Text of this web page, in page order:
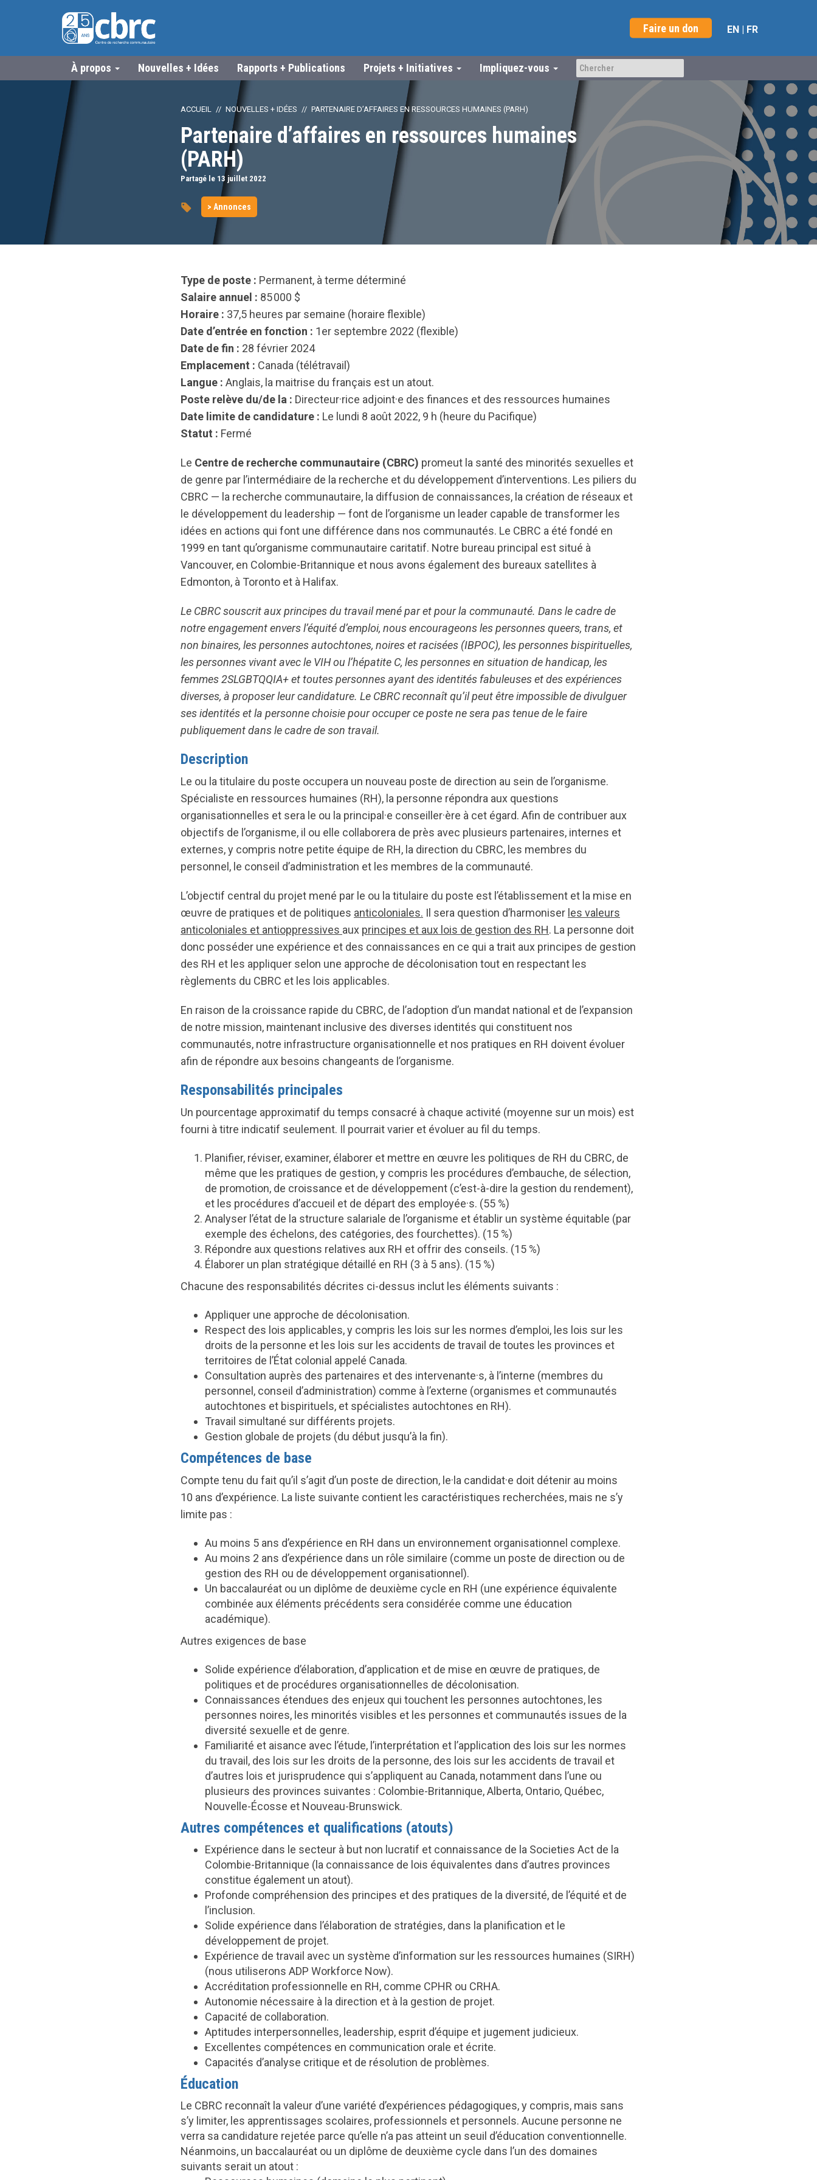
Faire un don EN | FR
À propos Nouvelles + Idées Rapports + Publications Projets + Initiatives Impliquez-vous
ACCUEIL NOUVELLES + IDÉES PARTENAIRE D’AFFAIRES EN RESSOURCES HUMAINES (PARH)
Partenaire d’affaires en ressources humaines
(PARH)
Partagé le 13 juillet 2022
> Annonces
Type de poste : Permanent, à terme déterminé
Salaire annuel : 85 000 $
Horaire : 37,5 heures par semaine (horaire flexible)
Date d’entrée en fonction : 1er septembre 2022 (flexible)
Date de fin : 28 février 2024
Emplacement : Canada (télétravail)
Langue : Anglais, la maitrise du français est un atout.
Poste relève du/de la : Directeur·rice adjoint·e des finances et des ressources humaines
Date limite de candidature : Le lundi 8 août 2022, 9 h (heure du Pacifique)
Statut : Fermé
Le Centre de recherche communautaire (CBRC) promeut la santé des minorités sexuelles et
de genre par l’intermédiaire de la recherche et du développement d’interventions. Les piliers du
CBRC — la recherche communautaire, la diffusion de connaissances, la création de réseaux et
le développement du leadership — font de l’organisme un leader capable de transformer les
idées en actions qui font une différence dans nos communautés. Le CBRC a été fondé en
1999 en tant qu’organisme communautaire caritatif. Notre bureau principal est situé à
Vancouver, en Colombie-Britannique et nous avons également des bureaux satellites à
Edmonton, à Toronto et à Halifax.
Le CBRC souscrit aux principes du travail mené par et pour la communauté. Dans le cadre de
notre engagement envers l’équité d’emploi, nous encourageons les personnes queers, trans, et
non binaires, les personnes autochtones, noires et racisées (IBPOC), les personnes bispirituelles,
les personnes vivant avec le VIH ou l’hépatite C, les personnes en situation de handicap, les
femmes 2SLGBTQQIA+ et toutes personnes ayant des identités fabuleuses et des expériences
diverses, à proposer leur candidature. Le CBRC reconnaît qu’il peut être impossible de divulguer
ses identités et la personne choisie pour occuper ce poste ne sera pas tenue de le faire
publiquement dans le cadre de son travail.
Description
Le ou la titulaire du poste occupera un nouveau poste de direction au sein de l’organisme.
Spécialiste en ressources humaines (RH), la personne répondra aux questions
organisationnelles et sera le ou la principal·e conseiller·ère à cet égard. Afin de contribuer aux
objectifs de l’organisme, il ou elle collaborera de près avec plusieurs partenaires, internes et
externes, y compris notre petite équipe de RH, la direction du CBRC, les membres du
personnel, le conseil d’administration et les membres de la communauté.
L’objectif central du projet mené par le ou la titulaire du poste est l’établissement et la mise en
œuvre de pratiques et de politiques anticoloniales. Il sera question d’harmoniser les valeurs
anticoloniales et antioppressives aux principes et aux lois de gestion des RH. La personne doit
donc posséder une expérience et des connaissances en ce qui a trait aux principes de gestion
des RH et les appliquer selon une approche de décolonisation tout en respectant les
règlements du CBRC et les lois applicables.
En raison de la croissance rapide du CBRC, de l’adoption d’un mandat national et de l’expansion
de notre mission, maintenant inclusive des diverses identités qui constituent nos
communautés, notre infrastructure organisationnelle et nos pratiques en RH doivent évoluer
afin de répondre aux besoins changeants de l’organisme.
Responsabilités principales
Un pourcentage approximatif du temps consacré à chaque activité (moyenne sur un mois) est
fourni à titre indicatif seulement. Il pourrait varier et évoluer au fil du temps.
Planifier, réviser, examiner, élaborer et mettre en œuvre les politiques de RH du CBRC, de
même que les pratiques de gestion, y compris les procédures d’embauche, de sélection,
de promotion, de croissance et de développement (c’est-à-dire la gestion du rendement),
et les procédures d’accueil et de départ des employée·s. (55 %)
Analyser l’état de la structure salariale de l’organisme et établir un système équitable (par
exemple des échelons, des catégories, des fourchettes). (15 %)
Répondre aux questions relatives aux RH et offrir des conseils. (15 %)
Élaborer un plan stratégique détaillé en RH (3 à 5 ans). (15 %)
Chacune des responsabilités décrites ci-dessus inclut les éléments suivants :
Appliquer une approche de décolonisation.
Respect des lois applicables, y compris les lois sur les normes d’emploi, les lois sur les
droits de la personne et les lois sur les accidents de travail de toutes les provinces et
territoires de l’État colonial appelé Canada.
Consultation auprès des partenaires et des intervenante·s, à l’interne (membres du
personnel, conseil d’administration) comme à l’externe (organismes et communautés
autochtones et bispirituels, et spécialistes autochtones en RH).
Travail simultané sur différents projets.
Gestion globale de projets (du début jusqu’à la fin).
Compétences de base
Compte tenu du fait qu’il s’agit d’un poste de direction, le·la candidat·e doit détenir au moins
10 ans d’expérience. La liste suivante contient les caractéristiques recherchées, mais ne s’y
limite pas :
Au moins 5 ans d’expérience en RH dans un environnement organisationnel complexe.
Au moins 2 ans d’expérience dans un rôle similaire (comme un poste de direction ou de
gestion des RH ou de développement organisationnel).
Un baccalauréat ou un diplôme de deuxième cycle en RH (une expérience équivalente
combinée aux éléments précédents sera considérée comme une éducation
académique).
Autres exigences de base
Solide expérience d’élaboration, d’application et de mise en œuvre de pratiques, de
politiques et de procédures organisationnelles de décolonisation.
Connaissances étendues des enjeux qui touchent les personnes autochtones, les
personnes noires, les minorités visibles et les personnes et communautés issues de la
diversité sexuelle et de genre.
Familiarité et aisance avec l’étude, l’interprétation et l’application des lois sur les normes
du travail, des lois sur les droits de la personne, des lois sur les accidents de travail et
d’autres lois et jurisprudence qui s’appliquent au Canada, notamment dans l’une ou
plusieurs des provinces suivantes : Colombie-Britannique, Alberta, Ontario, Québec,
Nouvelle-Écosse et Nouveau-Brunswick.
Autres compétences et qualifications (atouts)
Expérience dans le secteur à but non lucratif et connaissance de la Societies Act de la
Colombie-Britannique (la connaissance de lois équivalentes dans d’autres provinces
constitue également un atout).
Profonde compréhension des principes et des pratiques de la diversité, de l’équité et de
l’inclusion.
Solide expérience dans l’élaboration de stratégies, dans la planification et le
développement de projet.
Expérience de travail avec un système d’information sur les ressources humaines (SIRH)
(nous utiliserons ADP Workforce Now).
Accréditation professionnelle en RH, comme CPHR ou CRHA.
Autonomie nécessaire à la direction et à la gestion de projet.
Capacité de collaboration.
Aptitudes interpersonnelles, leadership, esprit d’équipe et jugement judicieux.
Excellentes compétences en communication orale et écrite.
Capacités d’analyse critique et de résolution de problèmes.
Éducation
Le CBRC reconnaît la valeur d’une variété d’expériences pédagogiques, y compris, mais sans
s’y limiter, les apprentissages scolaires, professionnels et personnels. Aucune personne ne
verra sa candidature rejetée parce qu’elle n’a pas atteint un seuil d’éducation conventionnelle.
Néanmoins, un baccalauréat ou un diplôme de deuxième cycle dans l’un des domaines
suivants serait un atout :